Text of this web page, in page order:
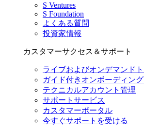
S Ventures
S Foundation
よくある質問
投資家情報
カスタマーサクセス＆サポート
ライブおよびオンデマンド
ガイド付きオンボーディン
テクニカルアカウント管理
サポートサービス
カスタマーポータル
今すぐサポートを受ける